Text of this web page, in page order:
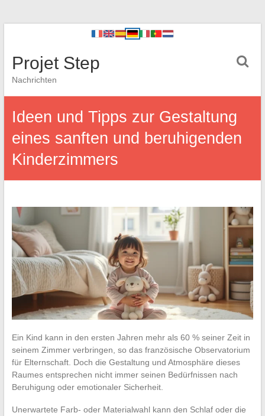
Projet Step
Nachrichten
Ideen und Tipps zur Gestaltung
eines sanften und beruhigenden
Kinderzimmers
Ein Kind kann in den ersten Jahren mehr als 60 % seiner Zeit in
seinem Zimmer verbringen, so das französische Observatorium
für Elternschaft. Doch die Gestaltung und Atmosphäre dieses
Raumes entsprechen nicht immer seinen Bedürfnissen nach
Beruhigung oder emotionaler Sicherheit.
Unerwartete Farb- oder Materialwahl kann den Schlaf oder die